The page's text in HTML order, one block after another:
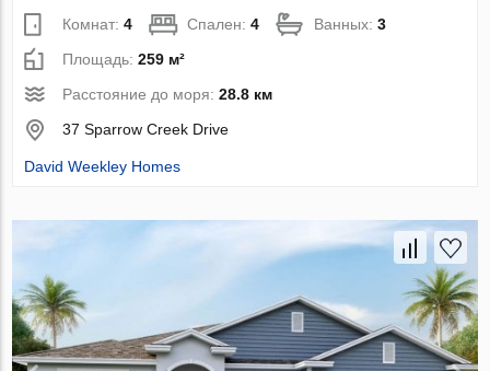
Комнат:4 Спален:4 Ванных:3
Площадь:259 м²
Расстояние до моря:28.8 км
37 Sparrow Creek Drive
David Weekley Homes